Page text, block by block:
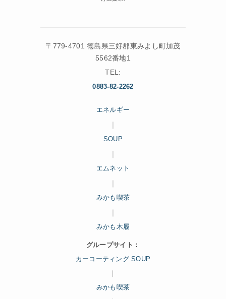
〒779-4701 徳島県三好郡東みよし町加茂
5562番地1
TEL:
0883-82-2262
エネルギー
SOUP
エムネット
みかも喫茶
みかも木履
グループサイト：
カーコーティング SOUP
みかも喫茶